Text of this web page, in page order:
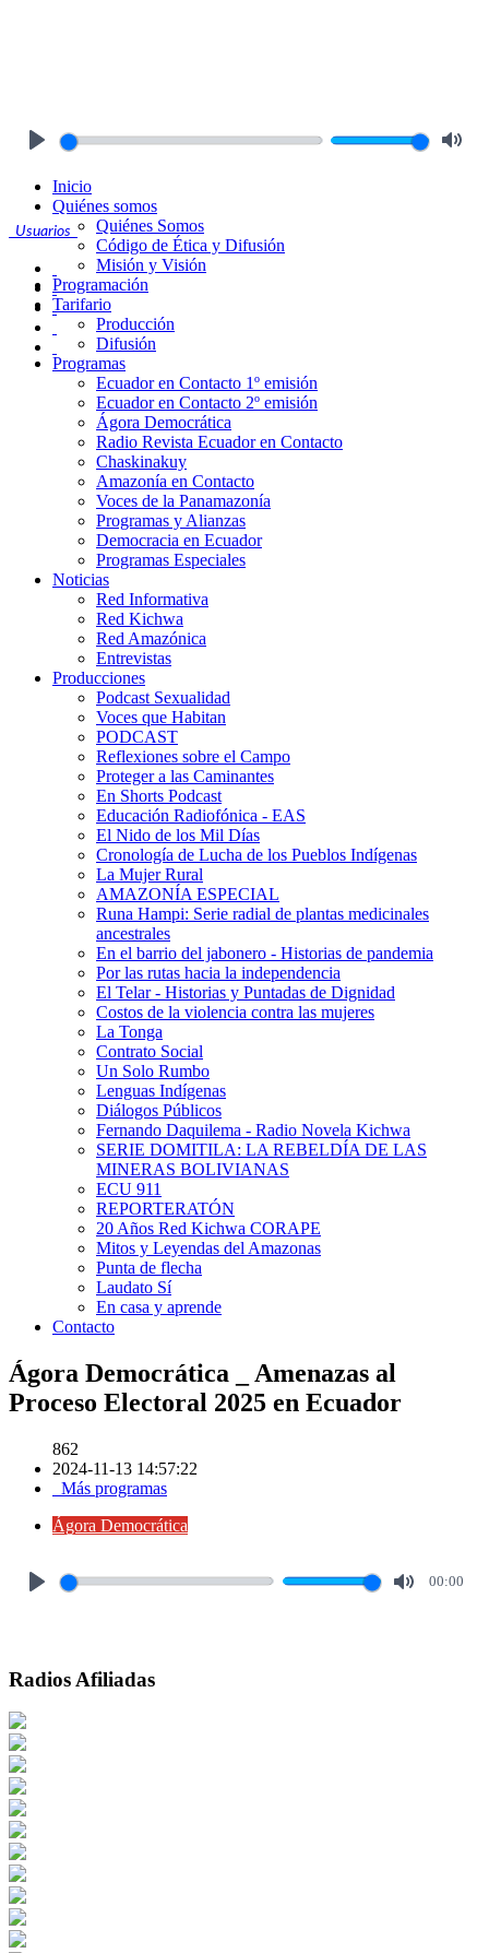
Usuarios
Inicio
Quiénes somos
Quiénes Somos
Código de Ética y Difusión
Misión y Visión
Programación
Tarifario
Producción
Difusión
Programas
Ecuador en Contacto 1º emisión
Ecuador en Contacto 2º emisión
Ágora Democrática
Radio Revista Ecuador en Contacto
Chaskinakuy
Amazonía en Contacto
Voces de la Panamazonía
Programas y Alianzas
Democracia en Ecuador
Programas Especiales
Noticias
Red Informativa
Red Kichwa
Red Amazónica
Entrevistas
Producciones
Podcast Sexualidad
Voces que Habitan
PODCAST
Reflexiones sobre el Campo
Proteger a las Caminantes
En Shorts Podcast
Educación Radiofónica - EAS
El Nido de los Mil Días
Cronología de Lucha de los Pueblos Indígenas
La Mujer Rural
AMAZONÍA ESPECIAL
Runa Hampi: Serie radial de plantas medicinales
ancestrales
En el barrio del jabonero - Historias de pandemia
Por las rutas hacia la independencia
El Telar - Historias y Puntadas de Dignidad
Costos de la violencia contra las mujeres
La Tonga
Contrato Social
Un Solo Rumbo
Lenguas Indígenas
Diálogos Públicos
Fernando Daquilema - Radio Novela Kichwa
SERIE DOMITILA: LA REBELDÍA DE LAS
MINERAS BOLIVIANAS
ECU 911
REPORTERATÓN
20 Años Red Kichwa CORAPE
Mitos y Leyendas del Amazonas
Punta de flecha
Laudato Sí
En casa y aprende
Contacto
Ágora Democrática _ Amenazas al
Proceso Electoral 2025 en Ecuador
862
2024-11-13 14:57:22
Más programas
Ágora Democrática
00:00
Radios Afiliadas